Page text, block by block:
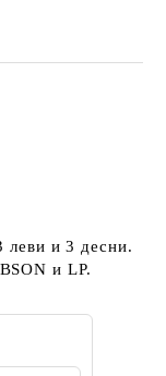
и 3 десни.
и LP.